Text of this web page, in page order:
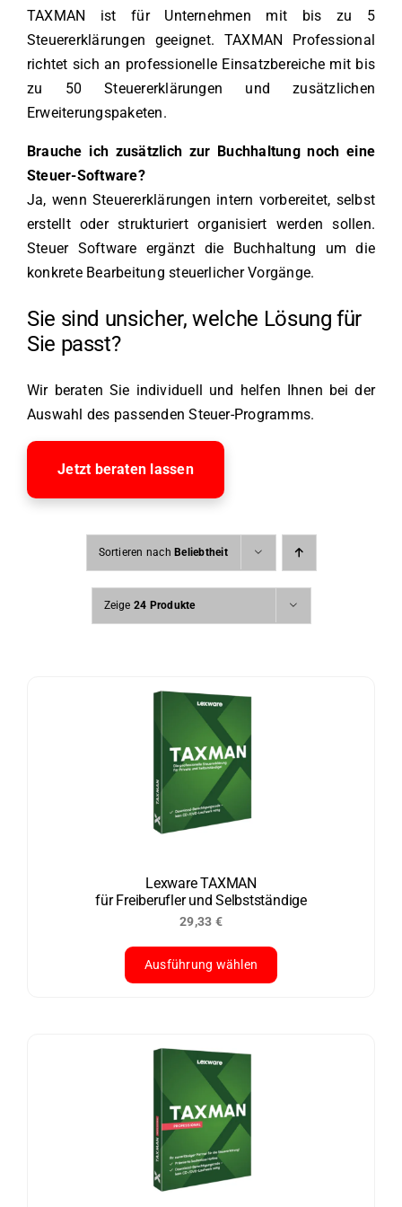
TAXMAN ist für Unternehmen mit bis zu 5
Steuererklärungen geeignet. TAXMAN Professional
richtet sich an professionelle Einsatzbereiche mit bis
zu 50 Steuererklärungen und zusätzlichen
Erweiterungspaketen.
Brauche ich zusätzlich zur Buchhaltung noch eine
Steuer-Software?
Ja, wenn Steuererklärungen intern vorbereitet, selbst
erstellt oder strukturiert organisiert werden sollen.
Steuer Software ergänzt die Buchhaltung um die
konkrete Bearbeitung steuerlicher Vorgänge.
Sie sind unsicher, welche Lösung für
Sie passt?
Wir beraten Sie individuell und helfen Ihnen bei der
Auswahl des passenden Steuer-Programms.
Jetzt beraten lassen
Sortieren nach Beliebtheit
Zeige 24 Produkte
Lexware TAXMAN
für Freiberufler und Selbstständige
29,33 €
Ausführung wählen
Varianten
Optionen
können